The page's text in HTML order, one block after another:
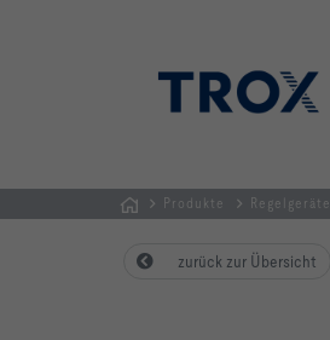
Produkte Regelgeräte
zurück zur Übersicht